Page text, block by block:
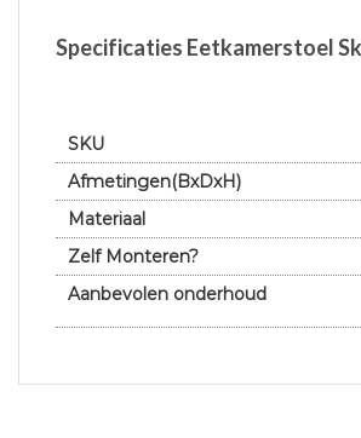
Specificaties Eetkamerstoel
SKU
Afmetingen(BxDxH)
Materiaal
Zelf Monteren?
Aanbevolen onderhoud